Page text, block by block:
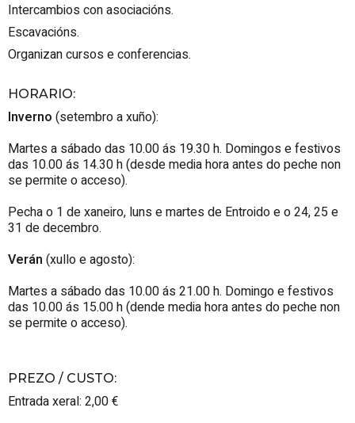
Intercambios con asociacións.
Escavacións.
Organizan cursos e conferencias.
HORARIO:
Inverno (setembro a xuño):
Martes a sábado das 10.00 ás 19.30 h. Domingos e festivos
das 10.00 ás 14.30 h (desde media hora antes do peche non
se permite o acceso).
Pecha o 1 de xaneiro, luns e martes de Entroido e o 24, 25 e
31 de decembro.
Verán (xullo e agosto):
Martes a sábado das 10.00 ás 21.00 h. Domingo e festivos
das 10.00 ás 15.00 h (dende media hora antes do peche non
se permite o acceso).
PREZO / CUSTO:
Entrada xeral: 2,00 €